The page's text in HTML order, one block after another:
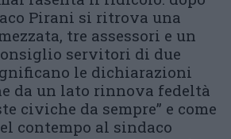
Pirani si ritrova una
tre assessori e un
servitori di due
le dichiarazioni
da un lato rinnova fedeltà
civiche da sempre” e come
contempo al sindaco